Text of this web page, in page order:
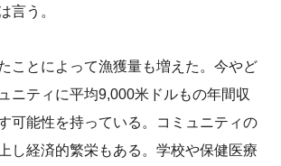
言う。
ことによって漁獲量も増えた。今やど
ニティに平均9,000米ドルもの年間収
可能性を持っている。コミュニティの
し経済的繁栄もある。学校や保健医療